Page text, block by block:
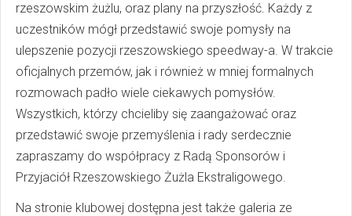
rzeszowskim żużlu, oraz plany na przyszłość. Każdy z
uczestników mógł przedstawić swoje pomysły na
ulepszenie pozycji rzeszowskiego speedway-a. W trakcie
oficjalnych przemów, jak i również w mniej formalnych
rozmowach padło wiele ciekawych pomysłów.
Wszystkich, którzy chcieliby się zaangażować oraz
przedstawić swoje przemyślenia i rady serdecznie
zapraszamy do współpracy z Radą Sponsorów i
Przyjaciół Rzeszowskiego Żużla Ekstraligowego.
Na stronie klubowej dostępna jest także galeria ze